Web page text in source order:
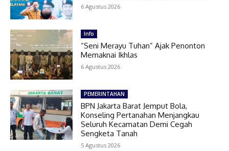
6 Agustus 2026
Info
“Seni Merayu Tuhan” Ajak Penonton
Memaknai Ikhlas
6 Agustus 2026
PEMERINTAHAN
BPN Jakarta Barat Jemput Bola,
Konseling Pertanahan Menjangkau
Seluruh Kecamatan Demi Cegah
Sengketa Tanah
5 Agustus 2026